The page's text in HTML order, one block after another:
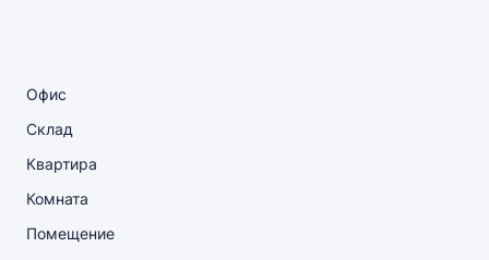
Офис
Склад
Квартира
Комната
Помещение